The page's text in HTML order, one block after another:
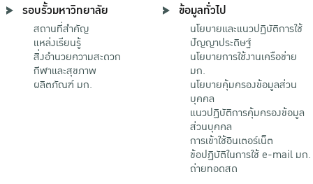
รอบรั้วมหาวิทยาลัย
สถานที่สำคัญ
แหล่งเรียนรู้
สิ่งอำนวยความสะดวก
กีฬาและสุขภาพ
ผลิตภัณฑ์ มก.
ข้อมูลทั่วไป
นโยบายและแนวปฏิบัติการใช้
ปัญญาประดิษฐ์
นโยบายการใช้งานเครือข่าย
มก.
นโยบายคุ้มครองข้อมูลส่วน
บุคคล
แนวปฏิบัติการคุ้มครองข้อมูล
ส่วนบุคคล
การเข้าใช้อินเตอร์เน็ต
ข้อปฏิบัติในการใช้ e-mail มก.
ถ่ายทอดสด